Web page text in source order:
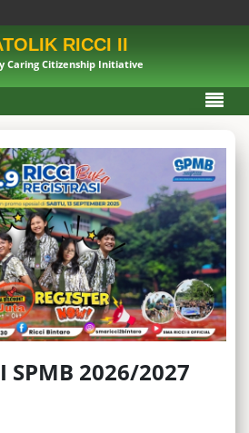
RICCI II
Caring Citizenship Initiative
SPMB 2026/2027